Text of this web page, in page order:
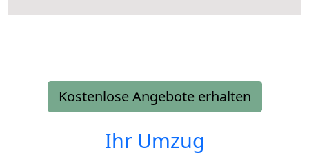
Kostenlose Angebote erhalten
Ihr Umzug